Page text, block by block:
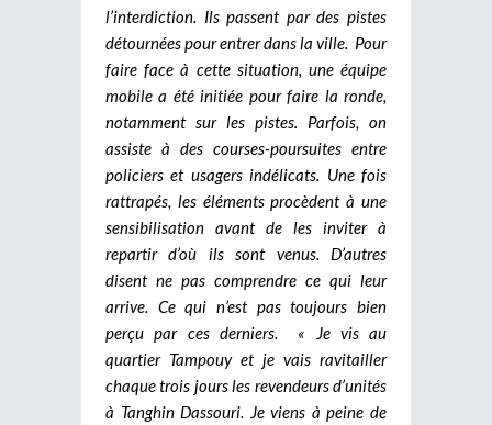
l’interdiction. Ils passent par des pistes
détournées pour entrer dans la ville. Pour
faire face à cette situation, une équipe
mobile a été initiée pour faire la ronde,
notamment sur les pistes. Parfois, on
assiste à des courses-poursuites entre
policiers et usagers indélicats. Une fois
rattrapés, les éléments procèdent à une
sensibilisation avant de les inviter à
repartir d’où ils sont venus. D’autres
disent ne pas comprendre ce qui leur
arrive. Ce qui n’est pas toujours bien
perçu par ces derniers. « Je vis au
quartier Tampouy et je vais ravitailler
chaque trois jours les revendeurs d’unités
à Tanghin Dassouri. Je viens à peine de